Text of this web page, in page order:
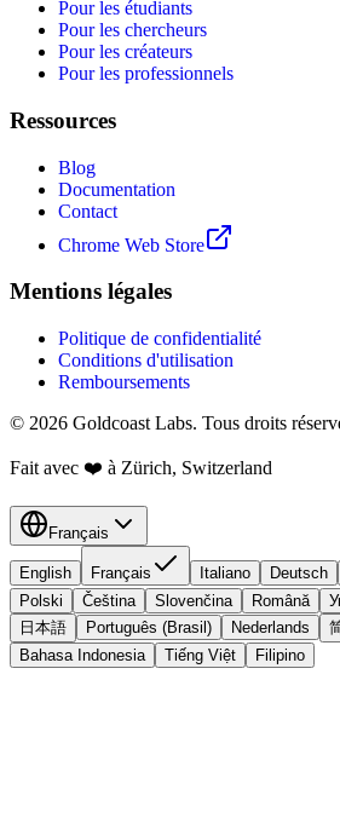
Pour les étudiants
Pour les chercheurs
Pour les créateurs
Pour les professionnels
Ressources
Blog
Documentation
Contact
Chrome Web Store
Mentions légales
Politique de confidentialité
Conditions d'utilisation
Remboursements
© 2026 Goldcoast Labs. Tous droits
Fait avec ❤️ à Zürich, Switzerland
Français
English Français Italiano Deutsch
Polski
Čeština Slovenčina Română
日本語
Português (Brasil) Nederlands
Bahasa Indonesia
Tiếng Việt Filipino